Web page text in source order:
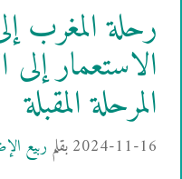
رحلة المغرب
الاستعمار
المرحلة المقبلة
2024-11-16بقلم ربيع